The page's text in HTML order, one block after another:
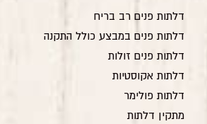
דלתות פנים רב בריח
דלתות פנים במבצע כולל התקנה
דלתות פנים זולות
דלתות אקוסטיות
דלתות פולימר
מתקין דלתות